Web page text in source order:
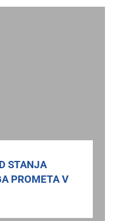
STANJA
PROMETA V